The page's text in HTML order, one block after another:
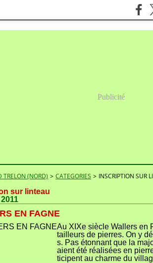
Publicité
TRELON (NORD) > CATEGORIES > INSCRIPTION SUR
sur linteau
EN FAGNE
Au XIXe siècle Wallers en
tailleurs de pierres. On y
s. Pas étonnant que la
aient été réalisées en
ticipent au charme du